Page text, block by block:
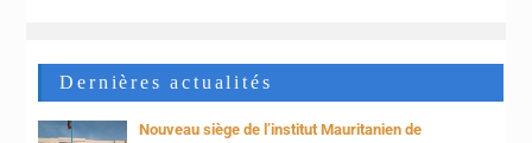
Dernières actualités
Nouveau siège de l’institut Mauritanien de